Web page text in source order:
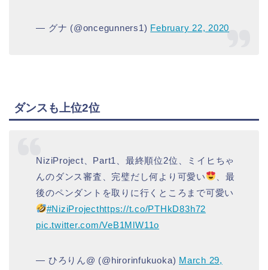
— グナ (@oncegunners1) February 22, 2020
ダンスも上位2位
NiziProject、Part1、最終順位2位、ミイヒちゃ
んのダンス審査、完璧だし何より可愛い
、最
後のペンダントを取りに行くところまで可愛い
#NiziProjecthttps://t.co/PTHkD83h72
pic.twitter.com/VeB1MlW11o
— ひろりん@ (@hirorinfukuoka) March 29,